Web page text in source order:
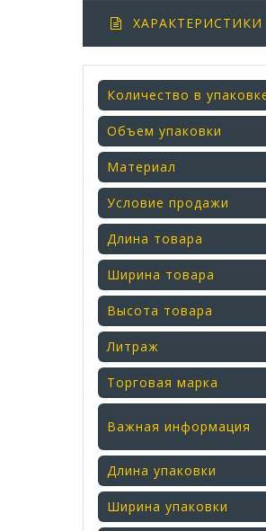
ХАРАКТЕРИСТИКИ
Количество в
Объем упаковки
Материал
Условие продажи
Длина товара
Ширина товара
Высота товара
Литраж
Торговая марка
Важная информация
Длина упаковки
Ширина упаковки